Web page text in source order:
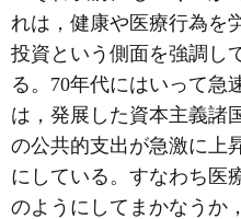
れは，健康や医療行為を
投資という側面を強調し
る。70年代にはいって急
は，発展した資本主義諸
の公共的支出が急激に上
にしている。すなわち医
のようにしてまかなうか